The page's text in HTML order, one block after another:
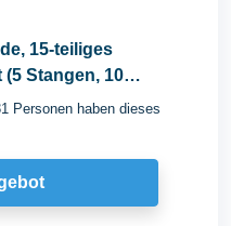
15-teiliges
Stangen, 10
Personen haben dieses